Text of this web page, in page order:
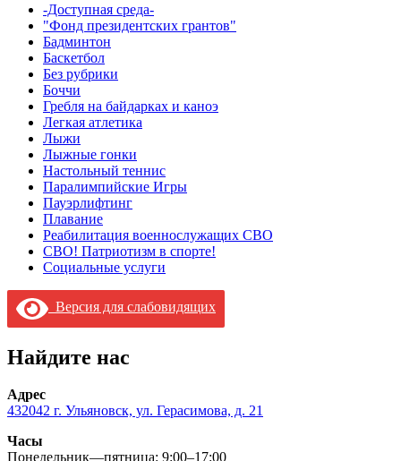
-Доступная среда-
"Фонд президентских грантов"
Бадминтон
Баскетбол
Без рубрики
Боччи
Гребля на байдарках и каноэ
Легкая атлетика
Лыжи
Лыжные гонки
Настольный теннис
Паралимпийские Игры
Пауэрлифтинг
Плавание
Реабилитация военнослужащих СВО
СВО! Патриотизм в спорте!
Социальные услуги
Версия для слабовидящих
Найдите нас
Адрес
432042 г. Ульяновск, ул. Герасимова, д. 21
Часы
Понедельник—пятница: 9:00–17:00